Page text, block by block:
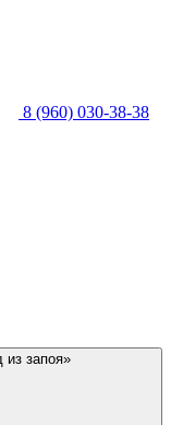
8 (960) 030-38-38
запоя»